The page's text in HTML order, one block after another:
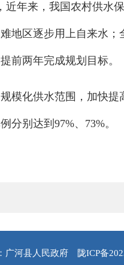
年来，我国农村供水
地区逐步用上自来水
前两年完成规划目标。
模化供水范围，加快
分别达到97%、73%。
广河县人民政府 陇ICP备